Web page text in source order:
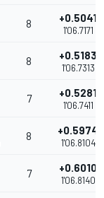
8 +0.5041
1'06.7171
8 +0.5183
1'06.7313
7 +0.5281
1'06.7411
8 +0.5974
1'06.8104
7 +0.6010
1'06.8140